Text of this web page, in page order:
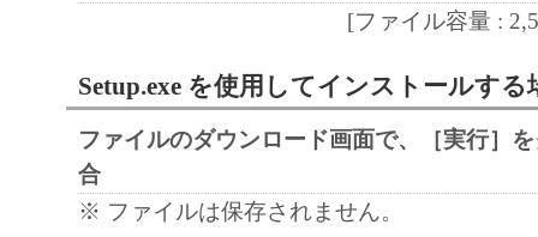
品性および特定の目的への適合性の保証を
します。
(2) キヤノン、キヤノンのライセンサー、
社、キヤノンの関連会社、それらの販売代
店のいずれも、「本ソフトウェア」の使用
から生ずるいかなる損害（逸失利益および
[ファイル容量 :
Setup.exe を使用してインストールする
ファイルのダウンロード画面で、［実行］
合
※ ファイルは保存されません。